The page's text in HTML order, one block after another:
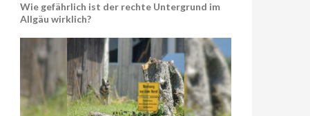
Wie gefährlich ist der rechte Untergrund im
Allgäu wirklich?